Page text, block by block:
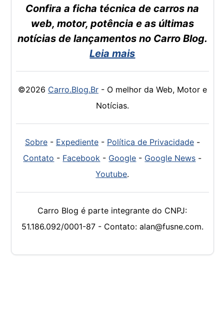
Confira a ficha técnica de carros na
web, motor, potência e as últimas
notícias de lançamentos no Carro Blog.
Leia mais
©2026 Carro.Blog.Br- O melhor da Web, Motor e
Notícias.
Sobre- Expediente- Política de Privacidade-
Contato - Facebook - Google - Google News -
Youtube.
Carro Blog é parte integrante do CNPJ:
51.186.092/0001-87 - Contato: alan@fusne.com.